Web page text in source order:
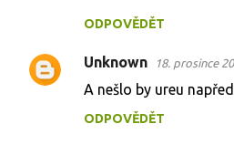
ODPOVĚDĚT
Unknown 18. prosince
A nešlo by ureu
ODPOVĚDĚT